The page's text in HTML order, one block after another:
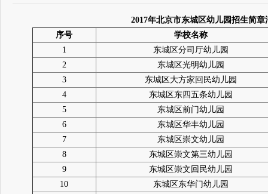
2017年北京市东城区幼儿园招生简章
序号
学校名称
1
东城区分司厅幼儿园
2
东城区光明幼儿园
3
东城区大方家回民幼儿园
4
东城区东四五条幼儿园
5
东城区前门幼儿园
6
东城区华丰幼儿园
7
东城区崇文幼儿园
8
东城区崇文第三幼儿园
9
东城区崇文回民幼儿园
10
东城区东华门幼儿园